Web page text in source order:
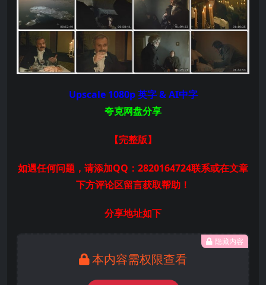
Upscale 1080p 英字 & AI中字
夸克网盘分享
【完整版】
如遇任何问题，请添加QQ：2820164724联系或在文章
下方评论区留言获取帮助！
分享地址如下
隐藏内容
本内容需权限查看